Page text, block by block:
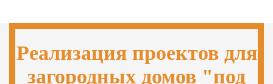
Реализация проектов для
загородных домов "под